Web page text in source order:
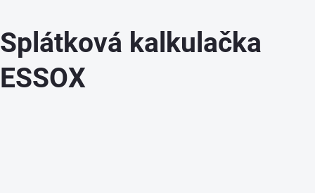
Splátková kalkulačka
ESSOX